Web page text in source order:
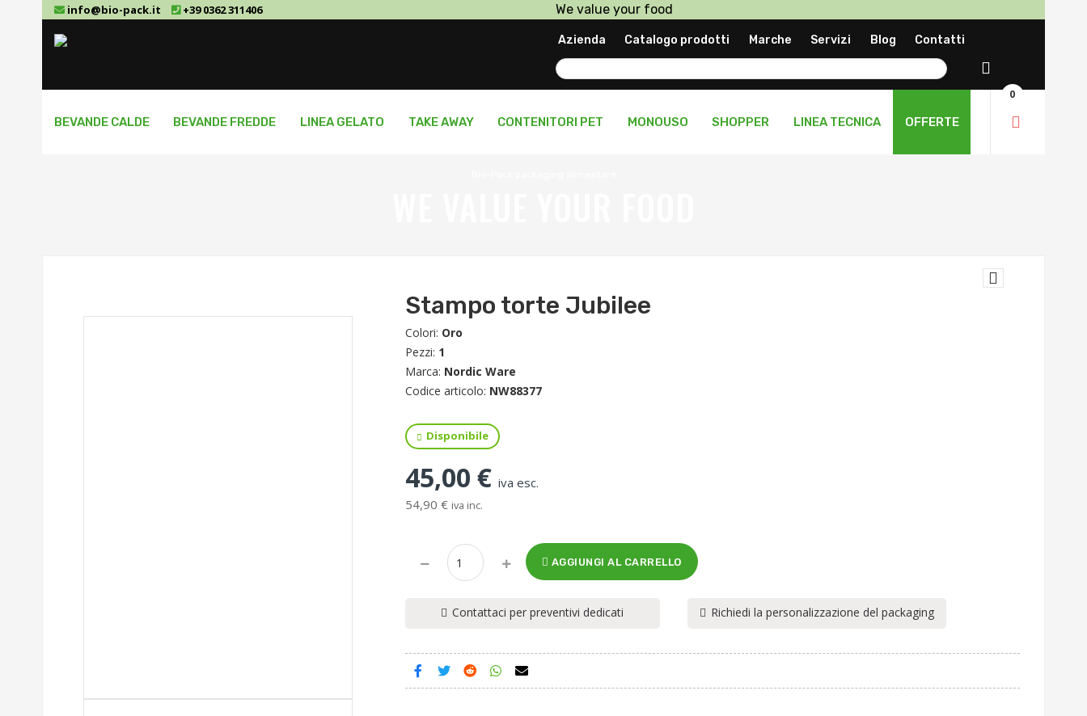
info@bio-pack.it +39 0362 311406
We value your food
Prodotti in pronta consegna
Personalizza il tuo packaging
Azienda Catalogo prodotti Marche Servizi Blog Contatti
BEVANDE CALDE BEVANDE FREDDE LINEA GELATO TAKE AWAY CONTENITORI PET MONOUSO SHOPPER LINEA TECNICA OFFERTE
0
Stampo torte Jubilee
Colori: Oro
Pezzi: 1
Marca: Nordic Ware
Codice articolo: NW88377
Disponibile
45,00 € iva esc.
54,90 € iva inc.
AGGIUNGI AL CARRELLO
Contattaci per preventivi dedicati Richiedi la personalizzazione del packaging